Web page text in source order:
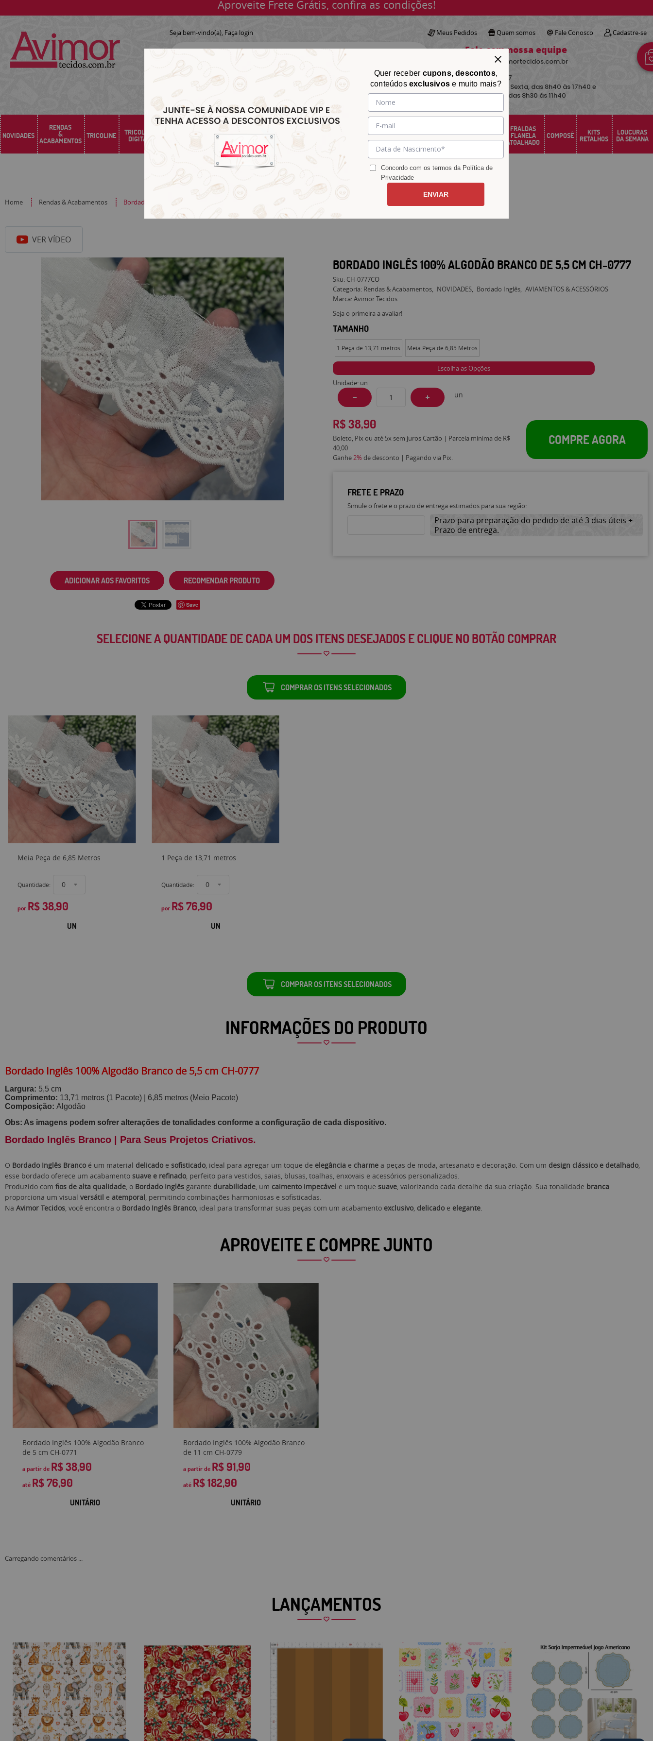
Aproveite Frete Grátis, confira as condições!
Seja bem-vindo(a), Faça login Meus Pedidos Quem somos Fale Conosco Cadastre-se
Fale com nossa equipe
contato@avimortecidos.com.br
(34)3219-5157
De Segunda a Sexta, das 8h40 às 17h40 e
aos sábados das 8h30 às 11h40
NOVIDADES
RENDAS
&
ACABAMENTOS
TRICOLINE TRICOLINE
DIGITAL SARJA SINTÉTICOS &
CHITÃO
&
TRICÔ
TECIDOS E
AVIAMENTOS
&
ACESSÓRIOS
PARA
DECORAÇÃO
PERCAL SANTA FÉ
FRALDAS
FLANELA
ATOALHADO
COMPOSÊ KITS
RETALHOS
LOUCURAS
DA SEMANA
Home Rendas & Acabamentos Bordado Inglês 100% Algodão Branco de 5,5 cm CH-0777
VER VÍDEO
ADICIONAR AOS FAVORITOS RECOMENDAR PRODUTO
Save
BORDADO INGLÊS 100% ALGODÃO BRANCO DE 5,5 CM CH-0777
Sku: CH-0777CO
Categoria: Rendas & Acabamentos NOVIDADES Bordado Inglês AVIAMENTOS & ACESSÓRIOS
Marca:Avimor Tecidos
Seja o primeira a avaliar!
TAMANHO
1 Peça de 13,71 metros Meia Peça de 6,85 Metros
Escolha as Opções
Unidade: un
un
R$ 38,90
Boleto, Pix ou até 5x sem juros Cartão | Parcela mínima de R$
40,00
Ganhe2% de desconto | Pagando via Pix.
COMPRE AGORA
FRETE E PRAZO
Simule o frete e o prazo de entrega estimados para sua região:
Prazo para preparação do pedido de até 3 dias úteis +
Prazo de entrega.
SELECIONE A QUANTIDADE DE CADA UM DOS ITENS DESEJADOS E CLIQUE NO BOTÃO COMPRAR
COMPRAR OS ITENS SELECIONADOS
Meia Peça de 6,85 Metros
Quantidade:
por R$ 38,90
UN
1 Peça de 13,71 metros
Quantidade:
por R$ 76,90
UN
COMPRAR OS ITENS SELECIONADOS
INFORMAÇÕES DO PRODUTO
Bordado Inglês 100% Algodão Branco de 5,5 cm CH-0777
Largura: 5,5 cm
Comprimento: 13,71 metros (1 Pacote) | 6,85 metros (Meio Pacote)
Composição: Algodão
Obs: As imagens podem sofrer alterações de tonalidades conforme a configuração de cada dispositivo.
Bordado Inglês Branco | Para Seus Projetos Criativos.
O Bordado Inglês Branco é um material delicado e sofisticado, ideal para agregar um toque de elegância e charme a peças de moda, artesanato e decoração. Com um design clássico e detalhado,
esse bordado oferece um acabamento suave e refinado, perfeito para vestidos, saias, blusas, toalhas, enxovais e acessórios personalizados.
Produzido com fios de alta qualidade, o Bordado Inglês garante durabilidade, um caimento impecável e um toque suave, valorizando cada detalhe da sua criação. Sua tonalidade branca
proporciona um visual versátil e atemporal, permitindo combinações harmoniosas e sofisticadas.
Na Avimor Tecidos, você encontra o Bordado Inglês Branco, ideal para transformar suas peças com um acabamento exclusivo, delicado e elegante.
APROVEITE E COMPRE JUNTO
Bordado Inglês 100% Algodão Branco
de 5 cm CH-0771
a partir de R$ 38,90
até R$ 76,90
UNITÁRIO
Bordado Inglês 100% Algodão Branco
de 11 cm CH-0779
a partir de R$ 91,90
até R$ 182,90
UNITÁRIO
Carregando comentários ...
LANÇAMENTOS
Quer receber cupons, descontos,
conteúdosexclusivose muito mais?
Concordo com os termos da Política de
Privacidade
ENVIAR